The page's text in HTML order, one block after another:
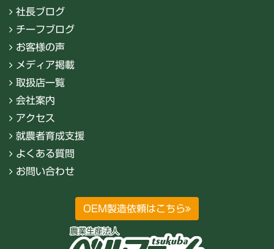
社長ブログ
チーフブログ
お客様の声
メディア掲載
取扱店一覧
会社案内
アクセス
就農者育成支援
よくある質問
お問い合わせ
OEM製造依頼はこちら